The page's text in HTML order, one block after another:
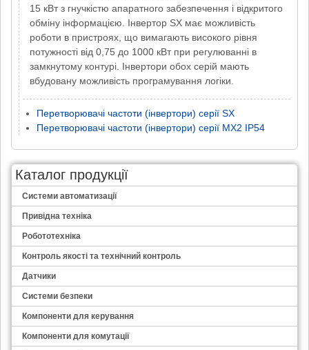
15 кВт з гнучкістю апаратного забезпечення і відкритого
обміну інформацією. Інвертор SX має можливість
роботи в пристроях, що вимагають високого рівня
потужності від 0,75 до 1000 кВт при регулюванні в
замкнутому контурі. Інвертори обох серій мають
вбудовану можливість програмування логіки.
Перетворювачі частоти (інвертори) серії SX
Перетворювачі частоти (інвертори) серії MX2 IP54
Каталог продукції
Системи автоматизації
Привідна техніка
Робототехніка
Контроль якості та технічний контроль
Датчики
Системи безпеки
Компоненти для керування
Компоненти для комутації